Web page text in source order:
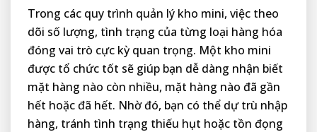
Trong các quy trình quản lý kho mini, việc theo
dõi số lượng, tình trạng của từng loại hàng hóa
đóng vai trò cực kỳ quan trọng. Một kho mini
được tổ chức tốt sẽ giúp bạn dễ dàng nhận biết
mặt hàng nào còn nhiều, mặt hàng nào đã gần
hết hoặc đã hết. Nhờ đó, bạn có thể dự trù nhập
hàng, tránh tình trạng thiếu hụt hoặc tồn đọng